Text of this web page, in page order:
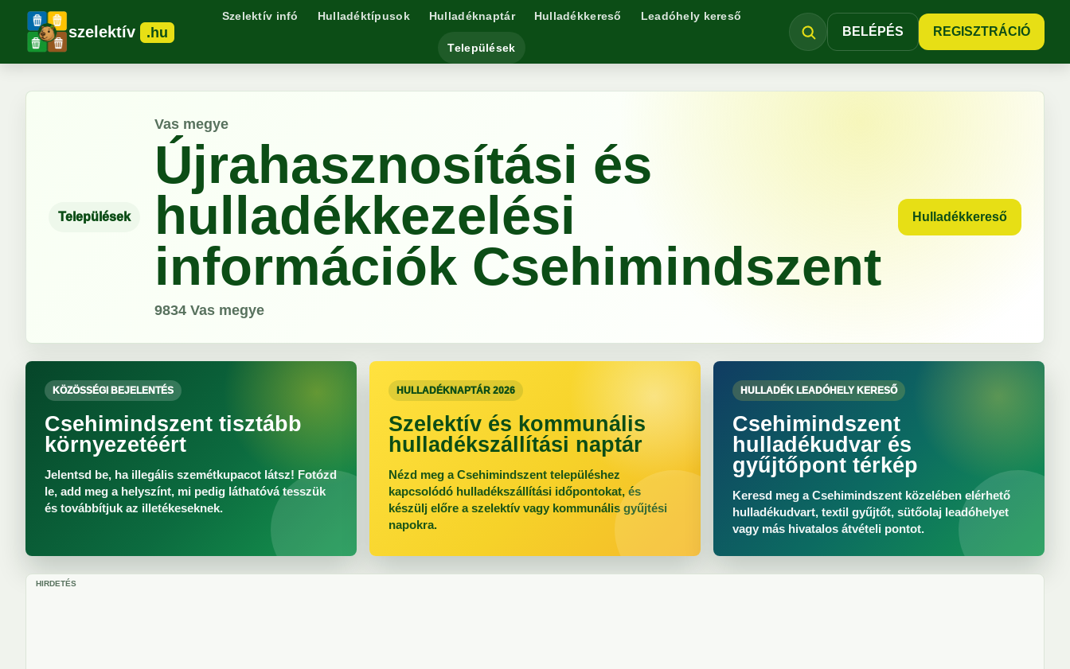
szelektív .hu
Szelektív infó Hulladéktípusok Hulladéknaptár Hulladékkereső Leadóhely kereső
Települések
BELÉPÉS REGISZTRÁCIÓ
Települések
Vas megye
Újrahasznosítási és
hulladékkezelési
információk Csehimindszent
9834 Vas megye
Hulladékkereső
KÖZÖSSÉGI BEJELENTÉS
Csehimindszent tisztább
környezetéért
Jelentsd be, ha illegális szemétkupacot látsz! Fotózd
le, add meg a helyszínt, mi pedig láthatóvá tesszük
és továbbítjuk az illetékeseknek.
HULLADÉKNAPTÁR 2026
Szelektív és kommunális
hulladékszállítási naptár
Nézd meg a Csehimindszent településhez
kapcsolódó hulladékszállítási időpontokat, és
készülj előre a szelektív vagy kommunális gyűjtési
napokra.
HULLADÉK LEADÓHELY KERESŐ
Csehimindszent
hulladékudvar és
gyűjtőpont térkép
Keresd meg a Csehimindszent közelében elérhető
hulladékudvart, textil gyűjtőt, sütőolaj leadóhelyet
vagy más hivatalos átvételi pontot.
HIRDETÉS